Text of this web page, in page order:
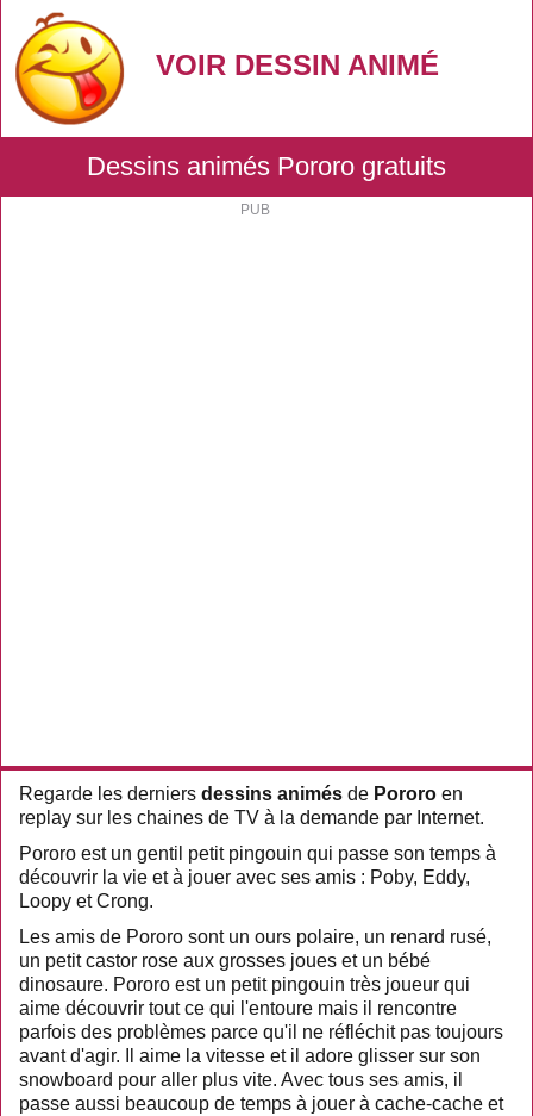
VOIR DESSIN ANIMÉ
Dessins animés Pororo gratuits
Regarde les derniers dessins animés de Pororo en
replay sur les chaines de TV à la demande par Internet.
Pororo est un gentil petit pingouin qui passe son temps à
découvrir la vie et à jouer avec ses amis : Poby, Eddy,
Loopy et Crong.
Les amis de Pororo sont un ours polaire, un renard rusé,
un petit castor rose aux grosses joues et un bébé
dinosaure. Pororo est un petit pingouin très joueur qui
aime découvrir tout ce qui l'entoure mais il rencontre
parfois des problèmes parce qu'il ne réfléchit pas toujours
avant d'agir. Il aime la vitesse et il adore glisser sur son
snowboard pour aller plus vite. Avec tous ses amis, il
passe aussi beaucoup de temps à jouer à cache-cache et